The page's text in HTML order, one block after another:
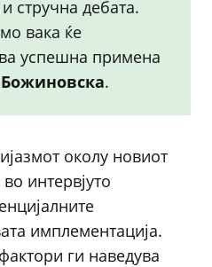
стручна дебата.
вака ќе
успешна примена
Божиновска.
околу новиот
интервјуто
имплементација.
ги наведува